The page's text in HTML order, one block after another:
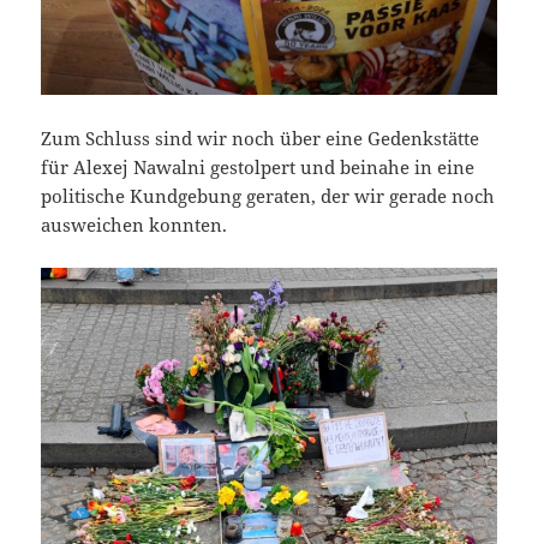
Zum Schluss sind wir noch über eine Gedenkstätte
für Alexej Nawalni gestolpert und beinahe in eine
politische Kundgebung geraten, der wir gerade noch
ausweichen konnten.